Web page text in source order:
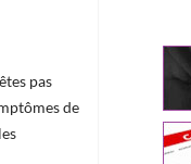
pas
de